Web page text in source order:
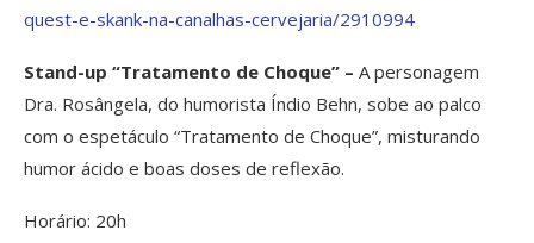
quest-e-skank-na-canalhas-cervejaria/2910994
Stand-up “Tratamento de Choque” – A personagem
Dra. Rosângela, do humorista Índio Behn, sobe ao palco
com o espetáculo “Tratamento de Choque”, misturando
humor ácido e boas doses de reflexão.
Horário: 20h